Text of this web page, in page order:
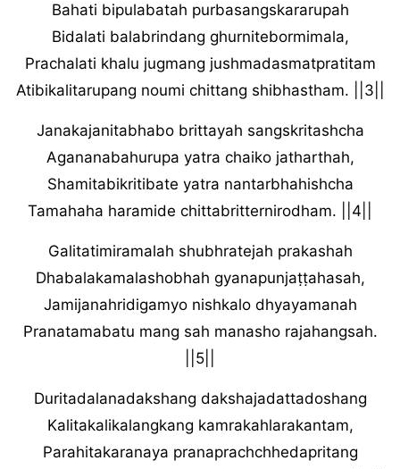
Bahati bipulabatah purbasangskararupah
Bidalati balabrindang ghurnitebormimala,
Prachalati khalu jugmang jushmadasmatpratitam
Atibikalitarupang noumi chittang shibhastham. ||3||
Janakajanitabhabo brittayah sangskritashcha
Agananabahurupa yatra chaiko jatharthah,
Shamitabikritibate yatra nantarbhahishcha
Tamahaha haramide chittabritternirodham. ||4||
Galitatimiramalah shubhratejah prakashah
Dhabalakamalashobhah gyanapunjaṭṭahasah,
Jamijanahridigamyo nishkalo dhyayamanah
Pranatamabatu mang sah manasho rajahangsah.
||5||
Duritadalanadakshang dakshajadattadoshang
Kalitakalikalangkang kamrakahlarakantam,
Parahitakaranaya pranaprachchhedapritang